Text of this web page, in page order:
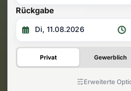
Rückgabe
Privat Gewerblich
Erweiterte